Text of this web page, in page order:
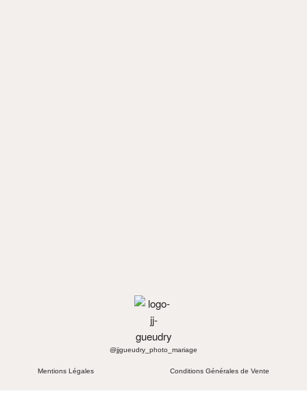
@jjgueudry_photo_mariage
Mentions Légales Conditions Générales de Vente